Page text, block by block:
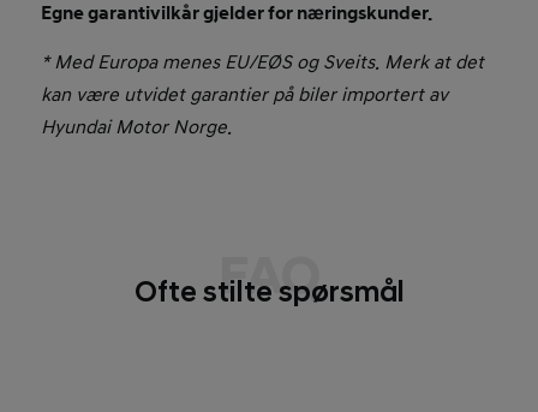
Egne garantivilkår gjelder for næringskunder.
* Med Europa menes EU/EØS og Sveits. Merk at det
kan være utvidet garantier på biler importert av
Hyundai Motor Norge.
FAQ
Ofte stilte spørsmål